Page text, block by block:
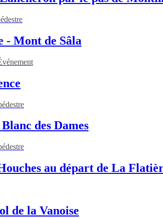
- Mont de Sâla
des Dames
au départ de La
de la Vanoise